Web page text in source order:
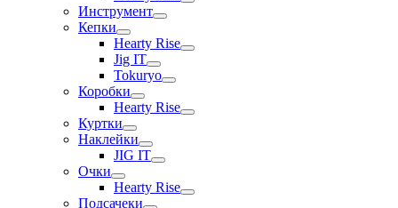
Инструмент
Кепки
Hearty Rise
Jig IT
Tokuryo
Коробки
Hearty Rise
Куртки
Наклейки
JIG IT
Очки
Hearty Rise
Подсачеки